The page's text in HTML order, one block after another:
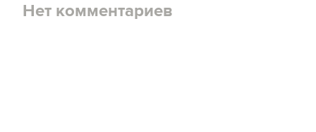
Нет комментариев